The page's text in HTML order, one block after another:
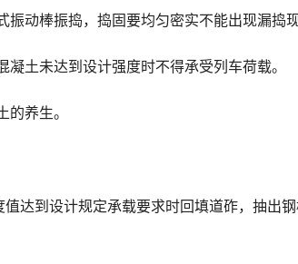
振动棒振捣，捣固要均匀密实不能出现漏捣现
凝土未达到设计强度时不得承受列车荷载。
养生。
值达到设计规定承载要求时回填道砟，抽出